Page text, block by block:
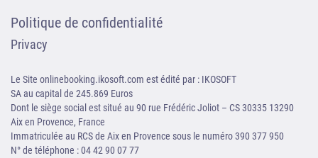
Politique de confidentialité
Privacy
Le Site onlinebooking.ikosoft.com est édité par : IKOSOFT
SA au capital de 245.869 Euros
Dont le siège social est situé au 90 rue Frédéric Joliot – CS 30335 13290
Aix en Provence, France
Immatriculée au RCS de Aix en Provence sous le numéro 390 377 950
N° de téléphone : 04 42 90 07 77